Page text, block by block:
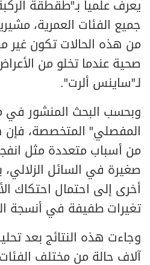
يعرف علميا بـ"طقطقة
من هذه الحالات تكون غير
صحية عندما تخلو من
لـ"ساينس ألرت".
وبحسب البحث المنشور في
المفصلي" المتخصصة، فإن
من أسباب متعددة مثل
صغيرة في السائل الزلالي،
أخرى إلى احتمال احتكاك
تغيرات طفيفة في أنسجة
آلاف حالة من مختلف